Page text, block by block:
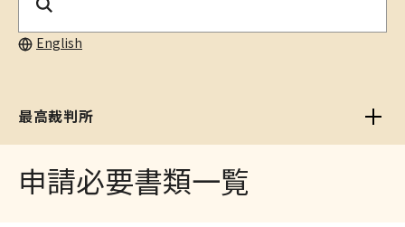
English
内
索
最高裁判所
申請必要書類一覧